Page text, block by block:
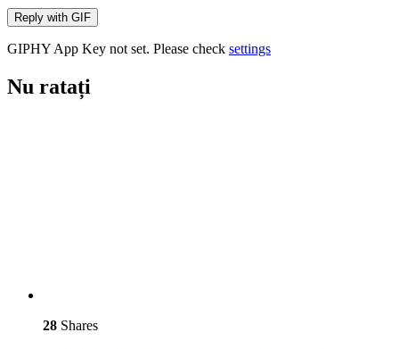
Reply with GIF
GIPHY App Key not set. Please check settings
Nu ratați
28 Shares